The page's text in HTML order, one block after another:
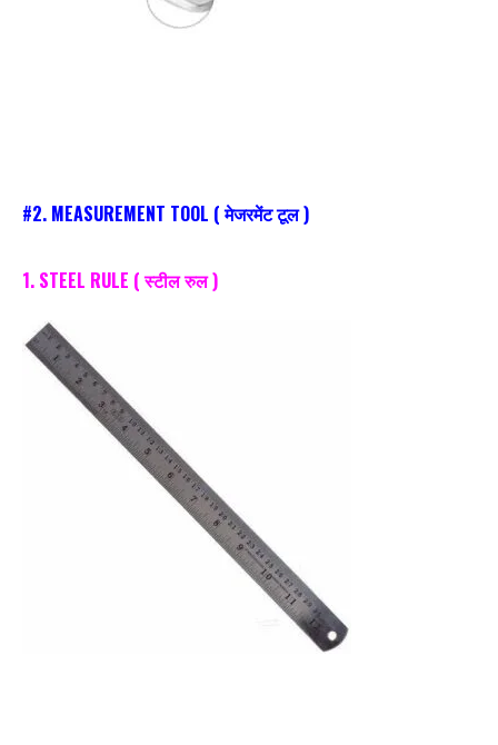
#2. MEASUREMENT TOOL ( मेजरमेंट टूल )
1. STEEL RULE ( स्टील रुल )